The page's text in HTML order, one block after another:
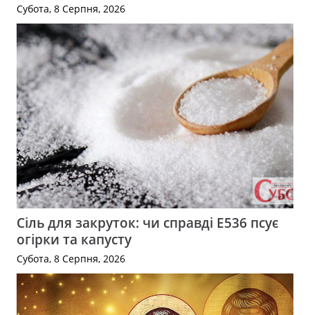
Субота, 8 Серпня, 2026
Сіль для закруток: чи справді Е536 псує
огірки та капусту
Субота, 8 Серпня, 2026